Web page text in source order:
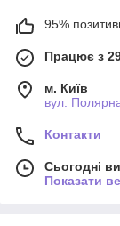
95%
Працює з
м. Київ
вул.
Контакти
Сьогодні
Показати